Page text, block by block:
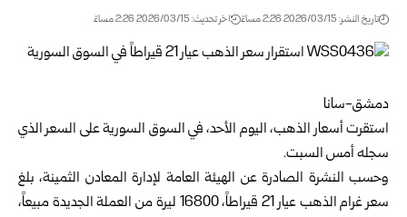
تاريخ النشر: 2026/03/15 2:26 مساءً اخر تحديث: 2026/03/15 2:26 مساءً
دمشق-سانا
استقرت أسعار الذهب، اليوم الأحد، في السوق السورية على السعر الذي
سجله أمس السبت.
وحسب النشرة الصادرة عن الهيئة العامة لإدارة المعادن الثمينة، بلغ
سعر غرام الذهب عيار 21 قيراطاً، 16800 ليرة من العملة الجديدة مبيعاً،